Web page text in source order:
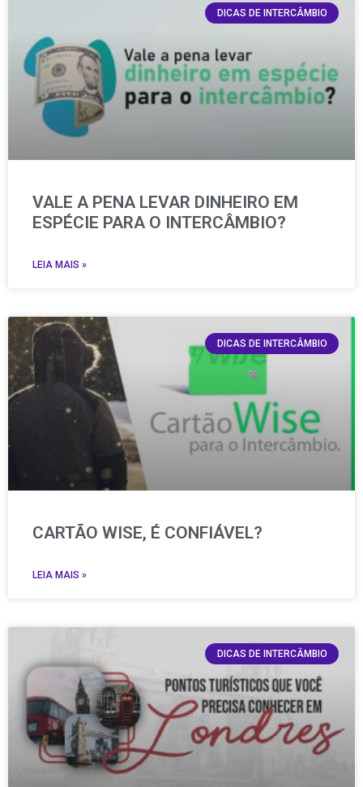
DICAS DE INTERCÂMBIO
VALE A PENA LEVAR DINHEIRO EM
ESPÉCIE PARA O INTERCÂMBIO?
LEIA MAIS »
DICAS DE INTERCÂMBIO
CARTÃO WISE, É CONFIÁVEL?
LEIA MAIS »
DICAS DE INTERCÂMBIO